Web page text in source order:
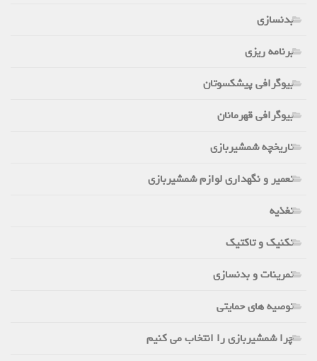
بدنسازی
برنامه ریزی
بیوگرافی پیشکسوتان
بیوگرافی قهرمانان
تاریخچه شمشیربازی
تعمیر و نگهداری لوازم شمشیربازی
تغذیه
تکنیک و تاکتیک
تمرینات و بدنسازی
توصیه های حمایتی
چرا شمشیربازی را انتخاب می کنیم